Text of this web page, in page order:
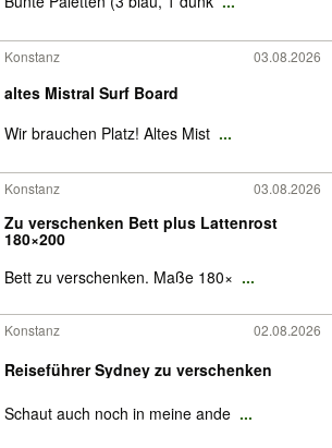
Konstanz 03.08.2026
altes Mistral Surf Board
Wir brauchen Platz! Altes Mist ...
Konstanz 03.08.2026
Zu verschenken Bett plus Lattenrost
180×200
Bett zu verschenken. Maße 180× ...
Konstanz 02.08.2026
Reiseführer Sydney zu verschenken
Schaut auch noch in meine ande ...